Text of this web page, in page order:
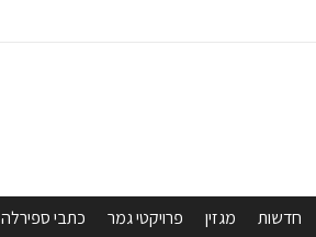
חדשות מגזין פרויקטי גמר כתבי ספירלה